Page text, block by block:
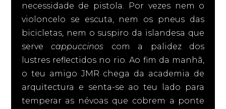
necessidade de pistola. Por vezes nem o
violoncelo se escuta, nem os pneus das
bicicletas, nem o suspiro da islandesa que
servecappuccinos com a palidez dos
lustres reflectidos no rio. Ao fim da manhã,
o teu amigo JMR chega da academia de
arquitectura e senta-se ao teu lado para
temperar as névoas que cobrem a ponte